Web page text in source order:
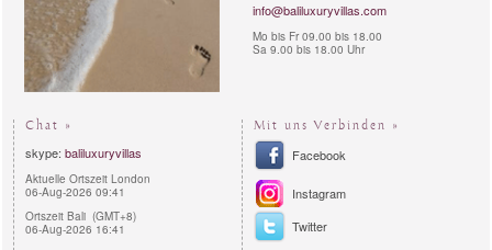
info@baliluxuryvillas.com
Mo bis Fr 09.00 bis 18.00
Sa 9.00 bis 18.00 Uhr
Chat »
skype: baliluxuryvillas
Aktuelle Ortszeit London
06-Aug-2026 09:41
Ortszeit Bali (GMT+8)
06-Aug-2026 16:41
Mit uns Verbinden »
Facebook
Instagram
Twitter